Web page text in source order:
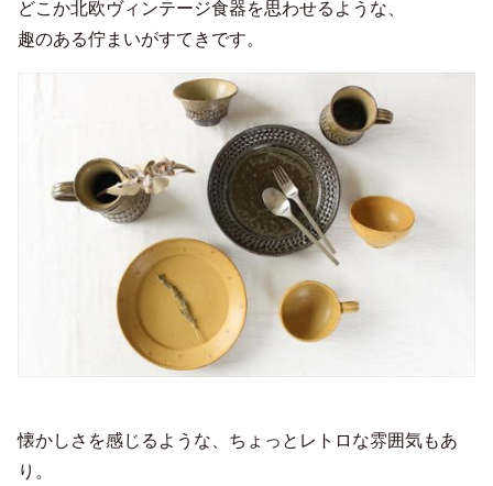
どこか北欧ヴィンテージ食器を思わせるような、
趣のある佇まいがすてきです。
懐かしさを感じるような、ちょっとレトロな雰囲気もあ
り。